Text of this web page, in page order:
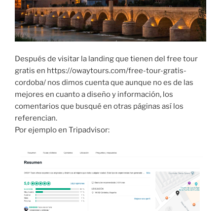
Después de visitar la landing que tienen del free tour
gratis en https://owaytours.com/free-tour-gratis-
cordoba/ nos dimos cuenta que aunque no es de las
mejores en cuanto a diseño y información, los
comentarios que busqué en otras páginas así los
referencian.
Por ejemplo en Tripadvisor: